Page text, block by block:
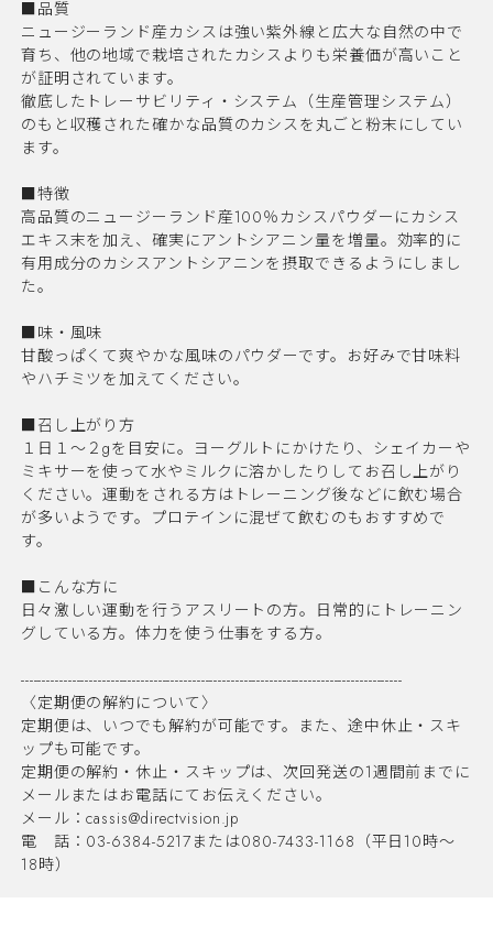
■品質
ニュージーランド産カシスは強い紫外線と広大な自然の中で
育ち、他の地域で栽培されたカシスよりも栄養価が高いこと
が証明されています。
徹底したトレーサビリティ・システム（生産管理システム）
のもと収穫された確かな品質のカシスを丸ごと粉末にしてい
ます。
■特徴
高品質のニュージーランド産100％カシスパウダーにカシス
エキス末を加え、確実にアントシアニン量を増量。効率的に
有用成分のカシスアントシアニンを摂取できるようにしまし
た。
■味・風味
甘酸っぱくて爽やかな風味のパウダーです。お好みで甘味料
やハチミツを加えてください。
■召し上がり方
１日１～２gを目安に。ヨーグルトにかけたり、シェイカーや
ミキサーを使って水やミルクに溶かしたりしてお召し上がり
ください。運動をされる方はトレーニング後などに飲む場合
が多いようです。プロテインに混ぜて飲むのもおすすめで
す。
■こんな方に
日々激しい運動を行うアスリートの方。日常的にトレーニン
グしている方。体力を使う仕事をする方。
-----------------------------------------------------------------------------------------
〈定期便の解約について〉
定期便は、いつでも解約が可能です。また、途中休止・スキ
ップも可能です。
定期便の解約・休止・スキップは、次回発送の1週間前までに
メールまたはお電話にてお伝えください。
メール：cassis@directvision.jp
電 話：03-6384-5217または080-7433-1168（平日10時～
18時）